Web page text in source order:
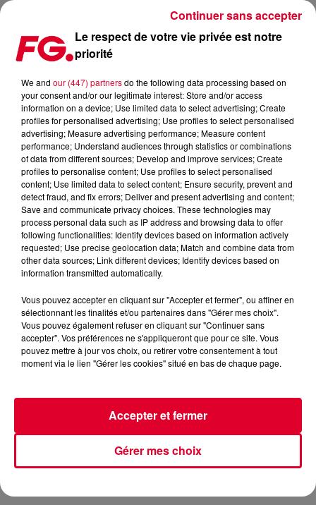
MAXXIMUM DJ'S : LP GIOBBI
Le respect de votre vie privée est notre
priorité
We and our (447) partnersdo the following data processing based on
your consent and/or our legitimate interest: Store and/or access
information on a device; Use limited data to select advertising; Create
profiles for personalised advertising; Use profiles to select personalised
advertising; Measure advertising performance; Measure content
performance; Understand audiences through statistics or combinations
of data from different sources; Develop and improve services; Create
profiles to personalise content; Use profiles to select personalised
content; Use limited data to select content; Ensure security, prevent and
detect fraud, and fix errors; Deliver and present advertising and content;
Save and communicate privacy choices. These technologies may
process personal data such as IP address and browsing data to offer
following functionalities: Identify devices based on information actively
requested; Use precise geolocation data; Match and combine data from
other data sources; Link different devices; Identify devices based on
information transmitted automatically.
Vous pouvez accepter en cliquant sur "Accepter et fermer", ou affiner en
sélectionnant les finalités et/ou partenaires dans "Gérer mes choix".
Vous pouvez également refuser en cliquant sur "Continuer sans
accepter". Vos préférences ne s'appliqueront que pour ce site. Vous
pouvez mettre à jour vos choix, ou retirer votre consentement à tout
moment via le lien "Gérer les cookies" situé en bas de chaque page.
Gérer mes choix
Accepter et fermer
Continuer sans accepter